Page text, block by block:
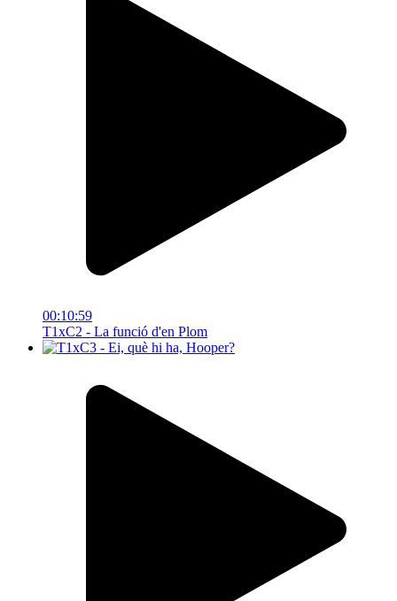
00:10:59
T1xC2 - La funció d'en Plom